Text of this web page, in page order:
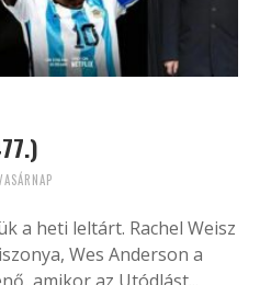
a heti leltárt. Rachel Weisz
Wes Anderson a